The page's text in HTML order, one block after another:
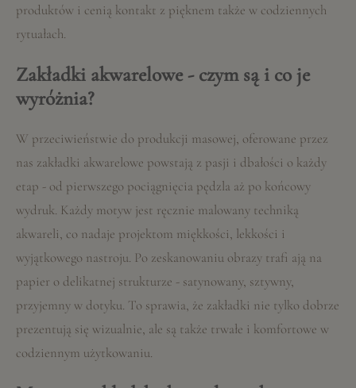
produktów i cenią kontakt z pięknem także w codziennych
rytuałach.
Zakładki akwarelowe - czym są i co je
wyróżnia?
W przeciwieństwie do produkcji masowej, oferowane przez
nas zakładki akwarelowe powstają z pasji i dbałości o każdy
etap - od pierwszego pociągnięcia pędzla aż po końcowy
wydruk. Każdy motyw jest ręcznie malowany techniką
akwareli, co nadaje projektom miękkości, lekkości i
wyjątkowego nastroju. Po zeskanowaniu obrazy trafi ają na
papier o delikatnej strukturze - satynowany, sztywny,
przyjemny w dotyku. To sprawia, że zakładki nie tylko dobrze
prezentują się wizualnie, ale są także trwałe i komfortowe w
codziennym użytkowaniu.